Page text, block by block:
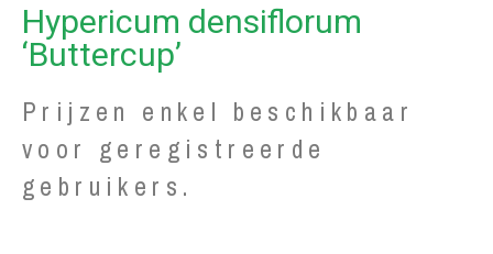
Hypericum densiflorum
‘Buttercup’
Prijzen enkel beschikbaar
voor geregistreerde
gebruikers.